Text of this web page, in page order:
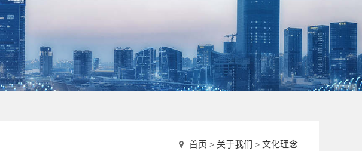
首页 > 关于我们 > 文化理念